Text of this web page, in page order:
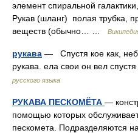
элемент спиральной
Рукав (шланг) полая трубка,
веществ (обычно… …
рукава — Спустя кое как,
рукава. ела свои он вел
русского языка
РУКАВА ПЕСКОМЁТА —
помощью которых
пескомета. Подразделяются